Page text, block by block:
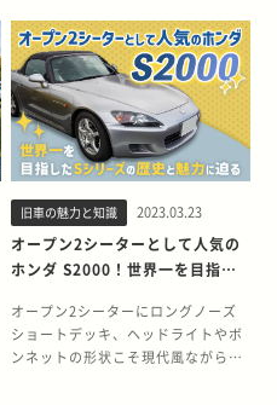
リングに見直されました。 R34型に
限らずスカイラインを象徴するの
は、最上位グレードのGT-Rです
が、第二世代スカイラインは魅力的
な幅広いグレードが用意されている
ことも特徴の一つです。R34型でも
セダンモデルの標準車25GTやター
ボ付きの25GTターボ、四輪駆動方
式の25GT FOURなど個性的なグレ
ードが展開されました。 エンジンは
全てのグレードにRB型直列6気筒
DOHCを搭載。2.6Lツインターボ仕
様、2.5LターボとNA、2.0LのNAと
合計4種類のエンジンがグレードに
よって使い分けられています。さら
したあとも、クーペやカブリオレ、
そしてステーションワゴンなど、豊
富なモデルバリエーションを発展さ
せたE30型は、販売終了から25年以
上たった今でも、ファンの心を躍ら
せる名車です。 単に高級志向の高ま
りという時代背景だけではなく、欧
えていたからこそ大ヒットにつなが
ったBMW E30型の魅力を紹介しま
す。 BMWらしさが感じられるコン
パクトセダンE30 BMWの主力モデル
で、今もなお最多量販車種である3
シリーズ。なかでも2代目のE30型
は、コンパクトボディの中にBMWら
旧車の魅力と知識 2023.03.23
オープン2シーターとして人気の
ホンダ S2000！世界一を目指し
オープン2シーターにロングノーズ
ショートデッキ、ヘッドライトやボ
ンネットの形状こそ現代風ながら、